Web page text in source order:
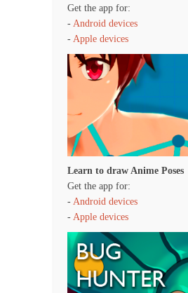
Get the app for:
- Android devices
- Apple devices
Learn to draw Anime Poses
Get the app for:
- Android devices
- Apple devices